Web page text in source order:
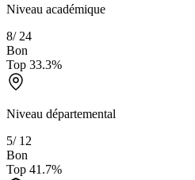
Niveau académique
8/ 24
Bon
Top 33.3%
Niveau départemental
5/ 12
Bon
Top 41.7%